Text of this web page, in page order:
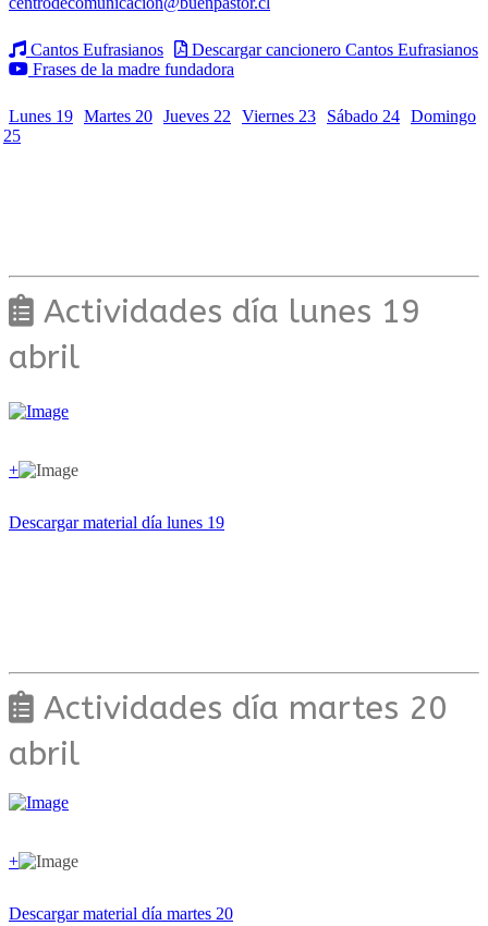
Cantos Eufrasianos
Descargar cancionero Cantos Eufrasianos
Frases de la madre fundadora
Lunes 19 Martes 20 Jueves 22 Viernes 23 Sábado 24 Domingo
25
Actividades día lunes 19
abril
+
Descargar material día lunes 19
Actividades día martes 20
abril
+
Descargar material día martes 20